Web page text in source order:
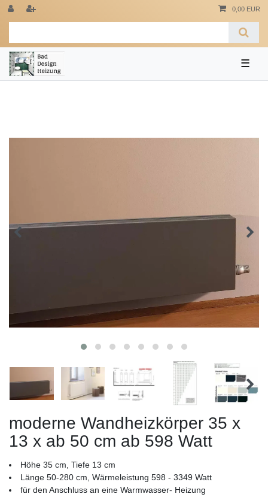
0,00 EUR
☰
moderne Wandheizkörper 35 x
13 x ab 50 cm ab 598 Watt
Höhe 35 cm, Tiefe 13 cm
Länge 50-280 cm, Wärmeleistung 598 - 3349 Watt
für den Anschluss an eine Warmwasser- Heizung